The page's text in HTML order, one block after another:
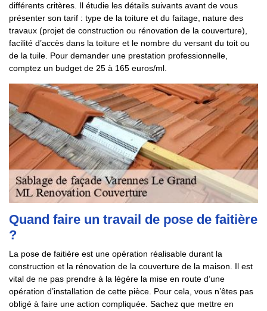
différents critères. Il étudie les détails suivants avant de vous
présenter son tarif : type de la toiture et du faitage, nature des
travaux (projet de construction ou rénovation de la couverture),
facilité d’accès dans la toiture et le nombre du versant du toit ou
de la tuile. Pour demander une prestation professionnelle,
comptez un budget de 25 à 165 euros/ml.
Quand faire un travail de pose de faitière
?
La pose de faitière est une opération réalisable durant la
construction et la rénovation de la couverture de la maison. Il est
vital de ne pas prendre à la légère la mise en route d’une
opération d’installation de cette pièce. Pour cela, vous n’êtes pas
obligé à faire une action compliquée. Sachez que mettre en